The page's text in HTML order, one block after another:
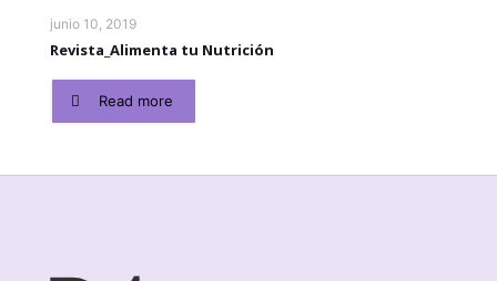
junio 10, 2019
Revista_Alimenta tu Nutrición
Read more